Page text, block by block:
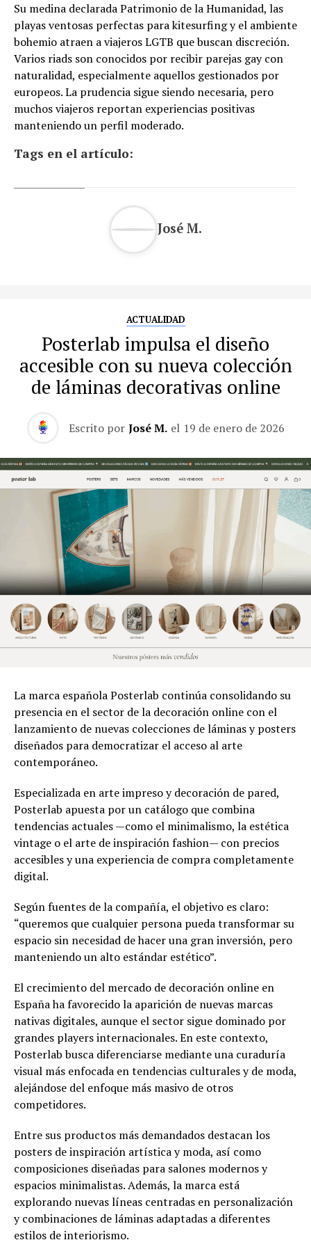
Su medina declarada Patrimonio de la Humanidad, las
playas ventosas perfectas para kitesurfing y el ambiente
bohemio atraen a viajeros LGTB que buscan discreción.
Varios riads son conocidos por recibir parejas gay con
naturalidad, especialmente aquellos gestionados por
europeos. La prudencia sigue siendo necesaria, pero
muchos viajeros reportan experiencias positivas
manteniendo un perfil moderado.
Tags en el artículo:
José M.
ACTUALIDAD
Posterlab impulsa el diseño
accesible con su nueva colección
de láminas decorativas online
Escrito por José M. el 19 de enero de 2026
La marca española Posterlab continúa consolidando su
presencia en el sector de la decoración online con el
lanzamiento de nuevas colecciones de láminas y posters
diseñados para democratizar el acceso al arte
contemporáneo.
Especializada en arte impreso y decoración de pared,
Posterlab apuesta por un catálogo que combina
tendencias actuales —como el minimalismo, la estética
vintage o el arte de inspiración fashion— con precios
accesibles y una experiencia de compra completamente
digital.
Según fuentes de la compañía, el objetivo es claro:
“queremos que cualquier persona pueda transformar su
espacio sin necesidad de hacer una gran inversión, pero
manteniendo un alto estándar estético”.
El crecimiento del mercado de decoración online en
España ha favorecido la aparición de nuevas marcas
nativas digitales, aunque el sector sigue dominado por
grandes players internacionales. En este contexto,
Posterlab busca diferenciarse mediante una curaduría
visual más enfocada en tendencias culturales y de moda,
alejándose del enfoque más masivo de otros
competidores.
Entre sus productos más demandados destacan los
posters de inspiración artística y moda, así como
composiciones diseñadas para salones modernos y
espacios minimalistas. Además, la marca está
explorando nuevas líneas centradas en personalización
y combinaciones de láminas adaptadas a diferentes
estilos de interiorismo.